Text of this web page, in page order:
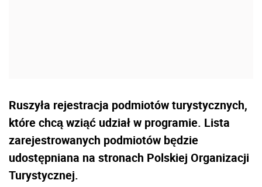
Ruszyła rejestracja podmiotów turystycznych,
które chcą wziąć udział w programie. Lista
zarejestrowanych podmiotów będzie
udostępniana na stronach Polskiej Organizacji
Turystycznej.